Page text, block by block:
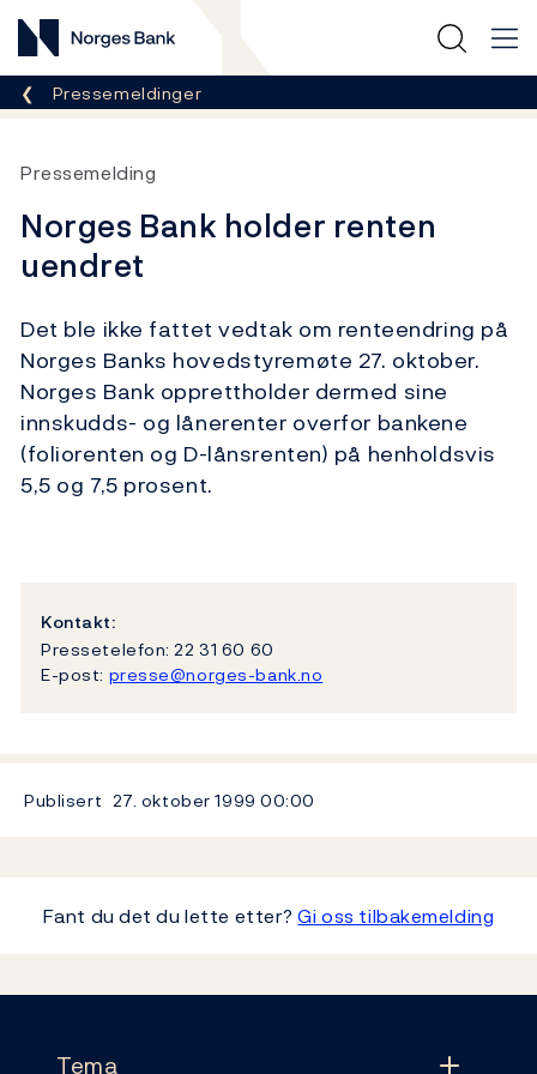
Norges Bank
Her er du nå:
Pressemeldinger
Pressemelding
Norges Bank holder renten
uendret
Det ble ikke fattet vedtak om renteendring på
Norges Banks hovedstyremøte 27. oktober.
Norges Bank opprettholder dermed sine
innskudds- og lånerenter overfor bankene
(foliorenten og D-lånsrenten) på henholdsvis
5,5 og 7,5 prosent.
Kontakt:
Pressetelefon: 22 31 60 60
E-post: presse@norges-bank.no
Publisert 27. oktober 199900:00
Fant du det du lette etter?Gi oss tilbakemelding
Tema